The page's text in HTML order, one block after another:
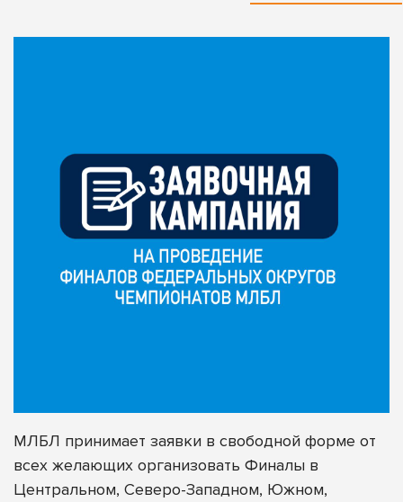
МЛБЛ принимает заявки в свободной форме от
всех желающих организовать Финалы в
Центральном, Северо-Западном, Южном,